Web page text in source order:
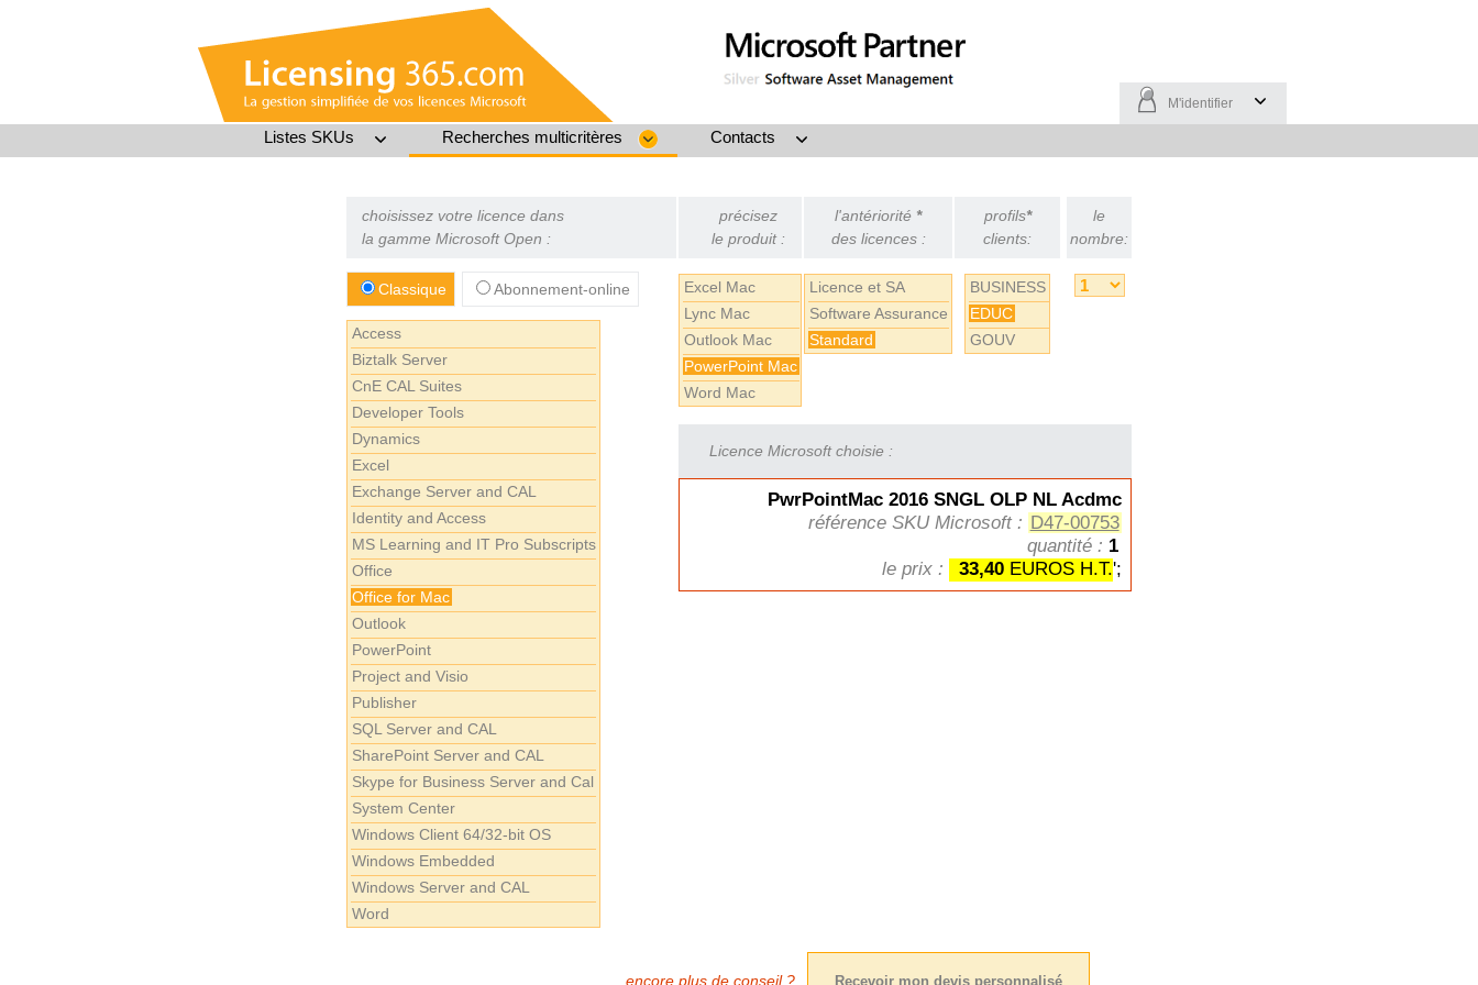
M'identifier
Listes SKUs Recherches multicritères Contacts
choisissez votre licence dans
la gamme Microsoft Open :
Classique Abonnement-online
Access
Biztalk Server
CnE CAL Suites
Developer Tools
Dynamics
Excel
Exchange Server and CAL
Identity and Access
MS Learning and IT Pro Subscripts
Office
Office for Mac
Outlook
PowerPoint
Project and Visio
Publisher
SQL Server and CAL
SharePoint Server and CAL
Skype for Business Server and Cal
System Center
Windows Client 64/32-bit OS
Windows Embedded
Windows Server and CAL
Word
précisez
le produit :
Excel Mac
Lync Mac
Outlook Mac
PowerPoint Mac
Word Mac
l'antériorité *
des licences :
Licence et SA
Software Assurance
Standard
profils*
clients:
BUSINESS
EDUC
GOUV
le
nombre:
Licence Microsoft choisie :
PwrPointMac 2016 SNGL OLP NL Acdmc
référence SKU Microsoft : D47-00753
quantité : 1
le prix :
33,40EUROS H.T.';
encore plus de conseil ?